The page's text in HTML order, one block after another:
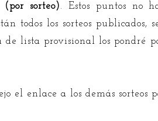
sorteo). Estos puntos no
todos los sorteos publicados,
lista provisional los pondré
el enlace a los demás sorteos